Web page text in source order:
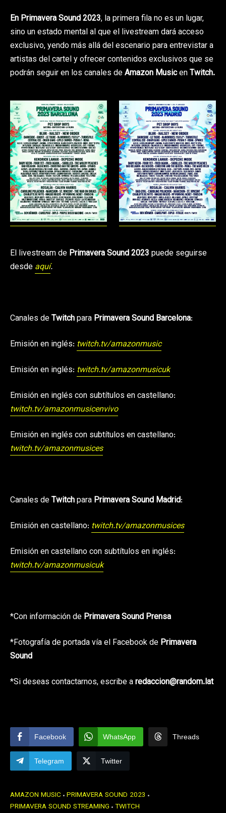
En Primavera Sound 2023, la primera fila no es un lugar,
sino un estado mental al que el livestream dará acceso
exclusivo, yendo más allá del escenario para entrevistar a
artistas del cartel y ofrecer contenidos exclusivos que se
podrán seguir en los canales deAmazon MusicenTwitch.
El livestream de Primavera Sound 2023 puede seguirse
desde aquí.
Canales deTwitchpara Primavera Sound Barcelona:
Emisión en inglés: twitch.tv/amazonmusic
Emisión en inglés: twitch.tv/amazonmusicuk
Emisión en inglés con subtítulos en castellano:
twitch.tv/amazonmusicenvivo
Emisión en inglés con subtítulos en castellano:
twitch.tv/amazonmusices
Canales deTwitchpara Primavera Sound Madrid:
Emisión en castellano: twitch.tv/amazonmusices
Emisión en castellano con subtítulos en inglés:
twitch.tv/amazonmusicuk
*Con información de Primavera Sound Prensa
*Fotografía de portada vía el Facebook de Primavera
Sound
*Si deseas contactarnos, escribe aredaccion@random.lat
Facebook WhatsApp Threads
Telegram Twitter
AMAZON MUSIC PRIMAVERA SOUND 2023
PRIMAVERA SOUND STREAMING TWITCH